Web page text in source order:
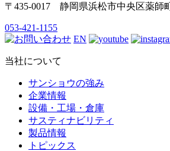
〒435-0017 静岡県浜松市中央区薬師
053-421-1155
EN
当社について
サンショウの強み
企業情報
設備・工場・倉庫
サスティナビリティ
製品情報
トピックス